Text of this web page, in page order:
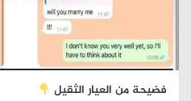
فضيحة من العيار الثقيل